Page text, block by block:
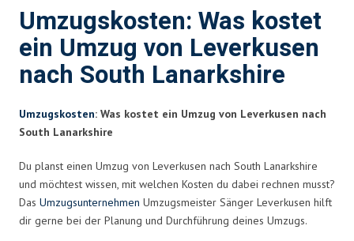
Umzugskosten: Was kostet
ein Umzug von Leverkusen
nach South Lanarkshire
Umzugskosten: Was kostet ein Umzug von Leverkusen nach
South Lanarkshire
Du planst einen Umzug von Leverkusen nach South Lanarkshire
und möchtest wissen, mit welchen Kosten du dabei rechnen musst?
Das Umzugsunternehmen Umzugsmeister Sänger Leverkusen hilft
dir gerne bei der Planung und Durchführung deines Umzugs.